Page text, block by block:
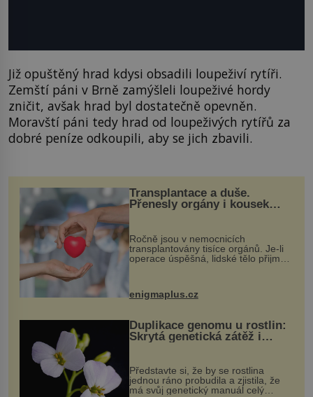
Již opuštěný hrad kdysi obsadili loupeživí rytíři.
Zemští páni v Brně zamýšleli loupeživé hordy
zničit, avšak hrad byl dostatečně opevněn.
Moravští páni tedy hrad od loupeživých rytířů za
dobré peníze odkoupili, aby se jich zbavili.
Transplantace a duše.
Přenesly orgány i kousek
Ročně jsou v nemocnicích
transplantovány tisíce orgánů. Je-li
operace úspěšná, lidské tělo přijme
enigmaplus.cz
Duplikace genomu u rostlin:
Skrytá genetická zátěž i
Představte si, že by se rostlina
jednou ráno probudila a zjistila, že
má svůj genetický manuál celý